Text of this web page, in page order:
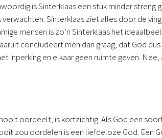
is Sinterklaas een stuk minder streng
Sinterklaas ziet alles door de
mensen is zo’n Sinterklaas het
concludeert men dan graag, dat God
inperking en elkaar geen ruimte geven. Nee,
oordeelt, is kortzichtig. Als God een
zou oordelen is een liefdeloze God. Een